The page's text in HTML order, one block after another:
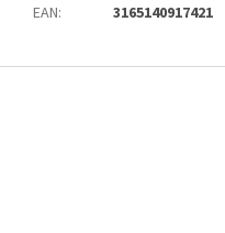
EAN: 3165140917421